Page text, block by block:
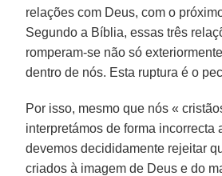
relações com Deus, com o
Segundo a Bíblia, essas três
romperam-se não só
dentro de nós. Esta ruptura é o
Por isso, mesmo que nós «
interpretámos de forma incorrecta
devemos decididamente rejeitar
criados à imagem de Deus e do